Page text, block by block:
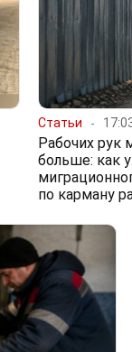
Статьи
Рабочих рук
больше: как
по карману